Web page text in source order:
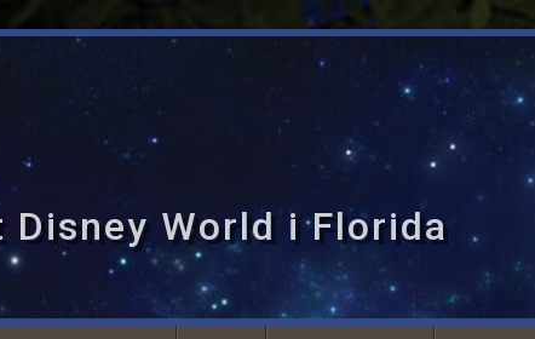
Disney World i Florida